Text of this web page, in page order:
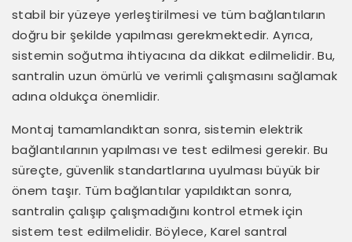
stabil bir yüzeye yerleştirilmesi ve tüm bağlantıların
doğru bir şekilde yapılması gerekmektedir. Ayrıca,
sistemin soğutma ihtiyacına da dikkat edilmelidir. Bu,
santralin uzun ömürlü ve verimli çalışmasını sağlamak
adına oldukça önemlidir.
Montaj tamamlandıktan sonra, sistemin elektrik
bağlantılarının yapılması ve test edilmesi gerekir. Bu
süreçte, güvenlik standartlarına uyulması büyük bir
önem taşır. Tüm bağlantılar yapıldıktan sonra,
santralin çalışıp çalışmadığını kontrol etmek için
sistem test edilmelidir. Böylece, Karel santral